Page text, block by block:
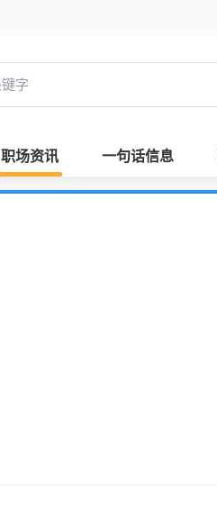
职场资讯 一句话信息